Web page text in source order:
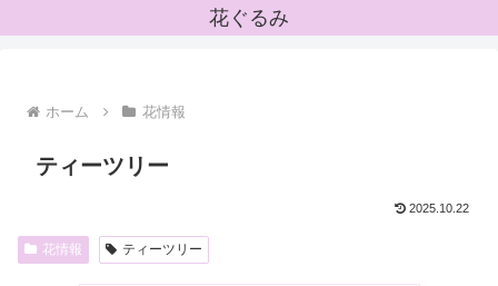
花ぐるみ
ホーム 花情報
ティーツリー
2025.10.22
花情報 ティーツリー